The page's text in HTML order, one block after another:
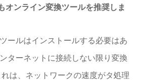
オンライン変換ツールを推奨しま
ールはインストールする必要はあ
ターネットに接続しない限り変換
は、ネットワークの速度がタ処理